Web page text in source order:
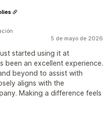
5 de mayo de 2026
started using it at
been an excellent experience.
beyond to assist with
aligns with the
Making a difference feels